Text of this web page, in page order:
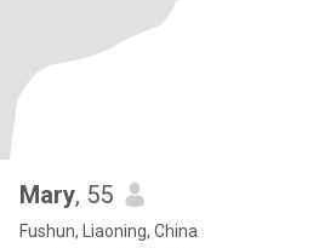
Mary, 55
Fushun, Liaoning, China